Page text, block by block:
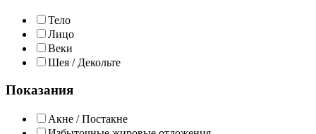
Тело
Лицо
Веки
Шея / Декольте
Показания
Акне / Постакне